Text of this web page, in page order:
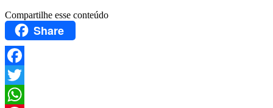
Compartilhe esse conteúdo
Share
Facebook
Twitter